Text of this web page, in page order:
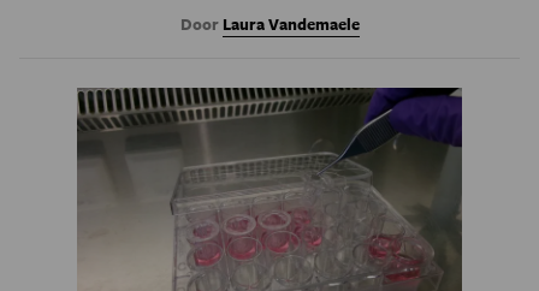
Door Laura Vandemaele